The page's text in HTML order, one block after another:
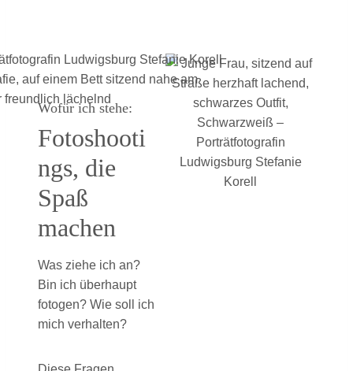
Wofür ich stehe:
Fotoshooti
ngs, die
Spaß
machen
Was ziehe ich an?
Bin ich überhaupt
fotogen? Wie soll ich
mich verhalten?